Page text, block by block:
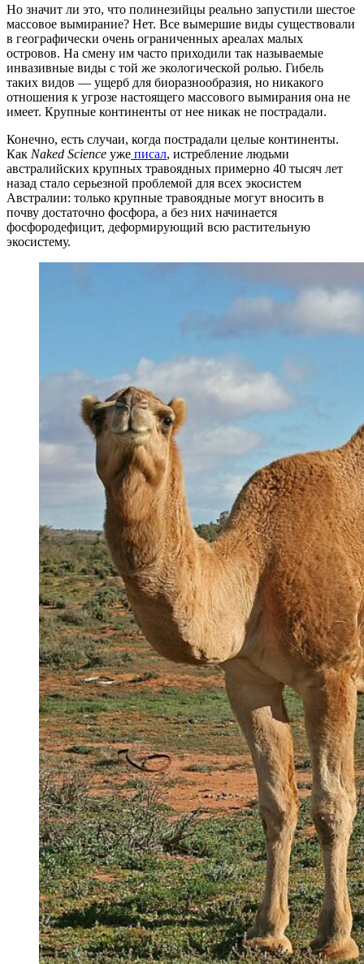
Но значит ли это, что полинезийцы реально запустили шестое
массовое вымирание? Нет. Все вымершие виды существовали
в географически очень ограниченных ареалах малых
островов. На смену им часто приходили так называемые
инвазивные виды с той же экологической ролью. Гибель
таких видов — ущерб для биоразнообразия, но никакого
отношения к угрозе настоящего массового вымирания она не
имеет. Крупные континенты от нее никак не пострадали.
Конечно, есть случаи, когда пострадали целые континенты.
Как Naked Science уже писал, истребление людьми
австралийских крупных травоядных примерно 40 тысяч лет
назад стало серьезной проблемой для всех экосистем
Австралии: только крупные травоядные могут вносить в
почву достаточно фосфора, а без них начинается
фосфородефицит, деформирующий всю растительную
экосистему.